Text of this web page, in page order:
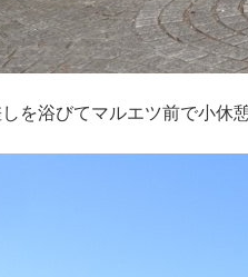
を浴びてマルエツ前で小休憩